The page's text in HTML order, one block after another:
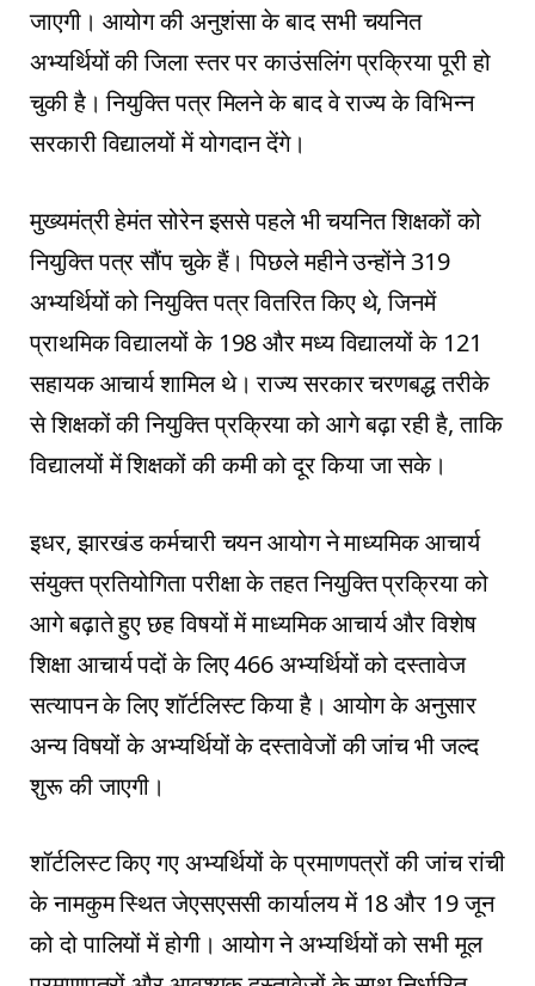
जाएगी। आयोग की अनुशंसा के बाद सभी चयनित
अभ्यर्थियों की जिला स्तर पर काउंसलिंग प्रक्रिया पूरी हो
चुकी है। नियुक्ति पत्र मिलने के बाद वे राज्य के विभिन्न
सरकारी विद्यालयों में योगदान देंगे।
मुख्यमंत्री हेमंत सोरेन इससे पहले भी चयनित शिक्षकों को
नियुक्ति पत्र सौंप चुके हैं। पिछले महीने उन्होंने 319
अभ्यर्थियों को नियुक्ति पत्र वितरित किए थे, जिनमें
प्राथमिक विद्यालयों के 198 और मध्य विद्यालयों के 121
सहायक आचार्य शामिल थे। राज्य सरकार चरणबद्ध तरीके
से शिक्षकों की नियुक्ति प्रक्रिया को आगे बढ़ा रही है, ताकि
विद्यालयों में शिक्षकों की कमी को दूर किया जा सके।
इधर, झारखंड कर्मचारी चयन आयोग ने माध्यमिक आचार्य
संयुक्त प्रतियोगिता परीक्षा के तहत नियुक्ति प्रक्रिया को
आगे बढ़ाते हुए छह विषयों में माध्यमिक आचार्य और विशेष
शिक्षा आचार्य पदों के लिए 466 अभ्यर्थियों को दस्तावेज
सत्यापन के लिए शॉर्टलिस्ट किया है। आयोग के अनुसार
अन्य विषयों के अभ्यर्थियों के दस्तावेजों की जांच भी जल्द
शुरू की जाएगी।
शॉर्टलिस्ट किए गए अभ्यर्थियों के प्रमाणपत्रों की जांच रांची
के नामकुम स्थित जेएसएससी कार्यालय में 18 और 19 जून
को दो पालियों में होगी। आयोग ने अभ्यर्थियों को सभी मूल